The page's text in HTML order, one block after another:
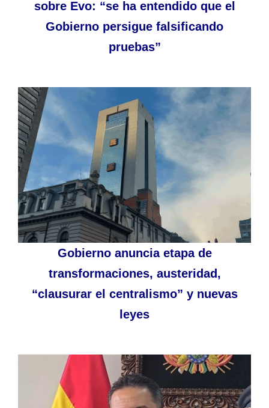
sobre Evo: “se ha entendido que el
Gobierno persigue falsificando
pruebas”
Gobierno anuncia etapa de
transformaciones, austeridad,
“clausurar el centralismo” y nuevas
leyes